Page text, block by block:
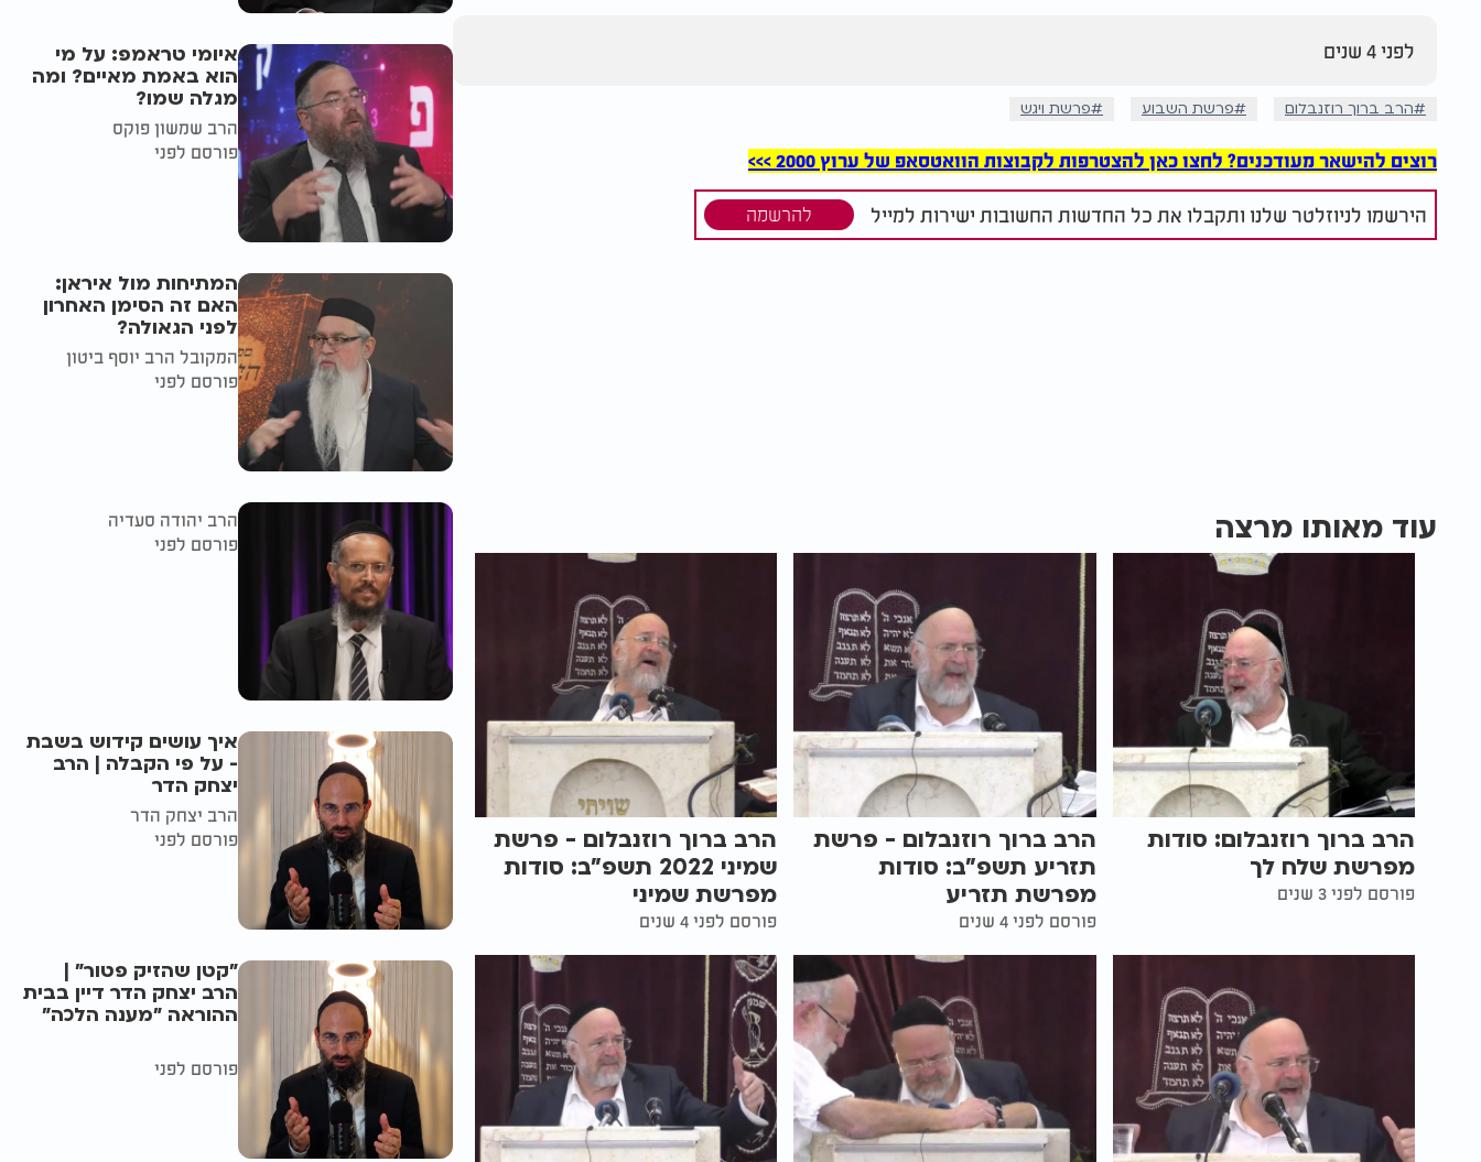
לפני 4 שנים
הרב ברוך רוזנבלום פרשת השבוע פרשת ויגש
רוצים להישאר מעודכנים? לחצו כאן להצטרפות לקבוצות הוואטסאפ של ערוץ 2000 >>>
הירשמו לניוזלטר שלנו ותקבלו את כל החדשות החשובות ישירות למייל להרשמה
עוד מאותו מרצה
הרב ברוך רוזנבלום: סודות
מפרשת שלח לך
פורסם לפני 3 שנים
הרב ברוך רוזנבלום - פרשת
תזריע תשפ"ב: סודות
מפרשת תזריע
פורסם לפני 4 שנים
הרב ברוך רוזנבלום - פרשת
שמיני 2022 תשפ"ב: סודות
מפרשת שמיני
פורסם לפני 4 שנים
איומי טראמפ: על מי
הוא באמת מאיים? ומה
מגלה שמו?
הרב שמשון פוקס
פורסם לפני
המתיחות מול איראן:
האם זה הסימן האחרון
לפני הגאולה?
המקובל הרב יוסף ביטון
פורסם לפני
הרב יהודה סעדיה
פורסם לפני
איך עושים קידוש בשבת
- על פי הקבלה | הרב
יצחק הדר
הרב יצחק הדר
פורסם לפני
"קטן שהזיק פטור" |
הרב יצחק הדר דיין בבית
ההוראה "מענה הלכה"
פורסם לפני